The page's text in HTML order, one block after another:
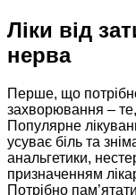
Ліки від
нерва
Перше, що
захворювання –
Популярне
усуває біль та
анальгетики,
призначенням
Потрібно